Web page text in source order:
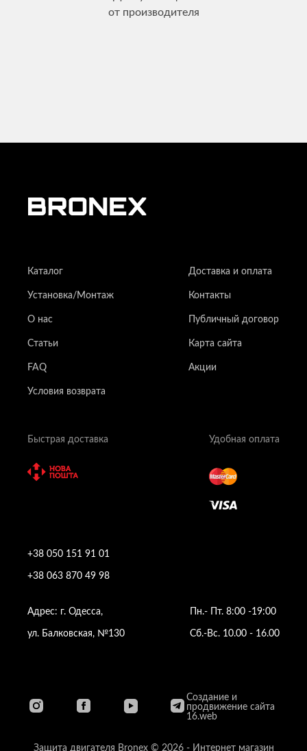
от производителя
+38 050 151 91 01
+38 063 870 49 98
Пн.- Пт. 8:00 -19:00
Сб.-Вс. 10.00 - 16.00
Адрес: г. Одесса,
ул. Балковская, №130
Каталог Доставка и оплата
Установка/Монтаж Контакты
О нас Публичный договор
Статьи Карта сайта
FAQ Акции
Условия возврата
Быстрая доставка Удобная оплата
Защита двигателя Bronex © 2026 - Интернет магазин
Создание и
продвижение сайта
16.web